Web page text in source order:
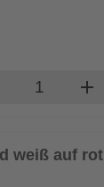
Produktadd
weiß auf